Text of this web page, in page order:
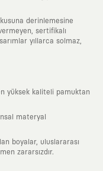
derinlemesine
sertifikalı
yıllarca solmaz,
yüksek kaliteli pamuktan
materyal
boyalar, uluslararası
zararsızdır.